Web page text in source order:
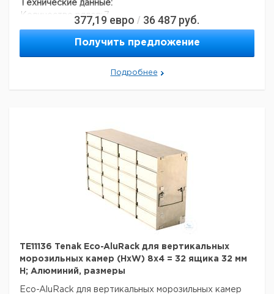
Технические данные:
Количество рядов:7
алюминий
377,19 евро / 36 487 руб.
Получить предложение
Подробнее
TE11136 Tenak Eco-AluRack для вертикальных
морозильных камер (HxW) 8x4 = 32 ящика 32 мм
H; Алюминий, размеры
Eco-AluRack для вертикальных морозильных камер